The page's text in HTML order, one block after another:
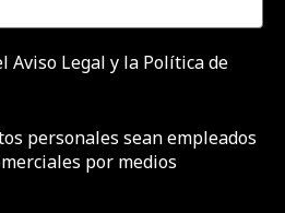
Aviso Legal y la Política de
personales sean empleados
por medios